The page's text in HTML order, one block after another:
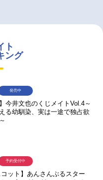
ト
ング
今井文也のくじメイトVol.4～
る幼馴染、実は一途で独占欲
発売中
コット】あんさんぶるスター
予約受付中